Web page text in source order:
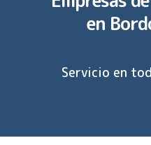
en
Servicio en